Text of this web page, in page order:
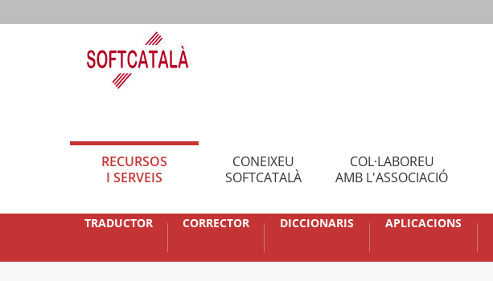
RECURSOS
I SERVEIS
CONEIXEU
SOFTCATALÀ
COL·LABOREU
AMB L'ASSOCIACIÓ
TRADUCTOR CORRECTOR DICCIONARIS APLICACIONS